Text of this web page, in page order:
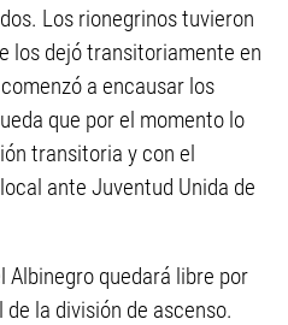
Los rionegrinos tuvieron
los dejó transitoriamente en
a encausar los
que por el momento lo
transitoria y con el
ante Juventud Unida de
Albinegro quedará libre por
la división de ascenso.